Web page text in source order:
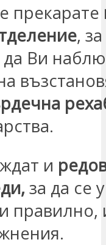
прекарате
,
Ви
и
за да се
правилно,